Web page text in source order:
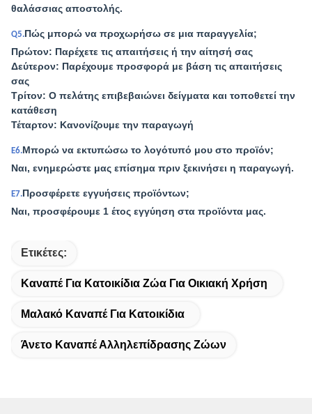
θαλάσσιας αποστολής.
Q5.Πώς μπορώ να προχωρήσω σε μια παραγγελία;
Πρώτον: Παρέχετε τις απαιτήσεις ή την αίτησή σας
Δεύτερον: Παρέχουμε προσφορά με βάση τις απαιτήσεις
σας
Τρίτον: Ο πελάτης επιβεβαιώνει δείγματα και τοποθετεί την
κατάθεση
Τέταρτον: Κανονίζουμε την παραγωγή
Ε6.Μπορώ να εκτυπώσω το λογότυπό μου στο προϊόν;
Ναι, ενημερώστε μας επίσημα πριν ξεκινήσει η παραγωγή.
Ε7.Προσφέρετε εγγυήσεις προϊόντων;
Ναι, προσφέρουμε 1 έτος εγγύηση στα προϊόντα μας.
Ετικέτες:
Καναπέ Για Κατοικίδια Ζώα Για Οικιακή Χρήση
Μαλακό Καναπέ Για Κατοικίδια
Άνετο Καναπέ Αλληλεπίδρασης Ζώων